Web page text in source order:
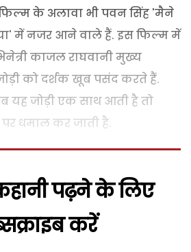
के अलावा भी पवन सिंह 'मैने
में नजर आने वाले हैं. इस फिल्म में
काजल राघवानी मुख्य
को दर्शक खूब पसंद करते हैं.
यह जोड़ी एक साथ आती है तो
धमाल कर जाती है.
पढ़ने के लिए
करें